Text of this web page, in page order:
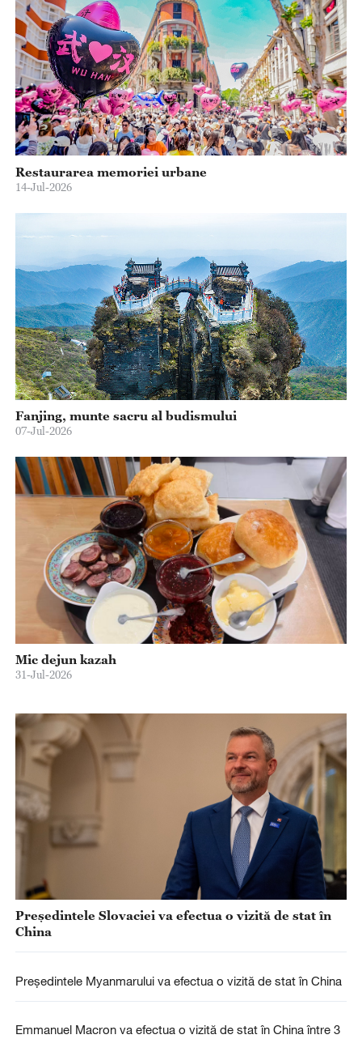
Restaurarea memoriei urbane
14-Jul-2026
Fanjing, munte sacru al budismului
07-Jul-2026
Mic dejun kazah
31-Jul-2026
Președintele Slovaciei va efectua o vizită de stat în
China
Președintele Myanmarului va efectua o vizită de stat în China
Emmanuel Macron va efectua o vizită de stat în China între 3